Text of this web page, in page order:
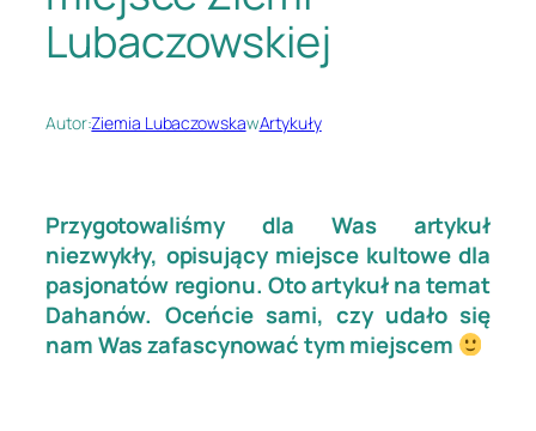
Lubaczowskiej
Autor:Ziemia LubaczowskawArtykuły
Przygotowaliśmy dla Was artykuł
niezwykły, opisujący miejsce kultowe dla
pasjonatów regionu. Oto artykuł na temat
Dahanów. Oceńcie sami, czy udało się
nam Was zafascynować tym miejscem